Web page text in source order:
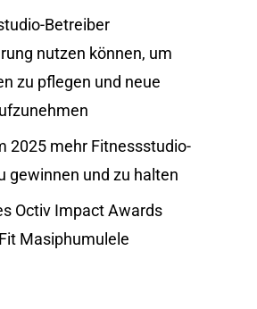
Betreiber
nutzen können, um
zu pflegen und neue
2025 mehr Fitnessstudio-
gewinnen und zu halten
Octiv Impact Awards
Masiphumulele